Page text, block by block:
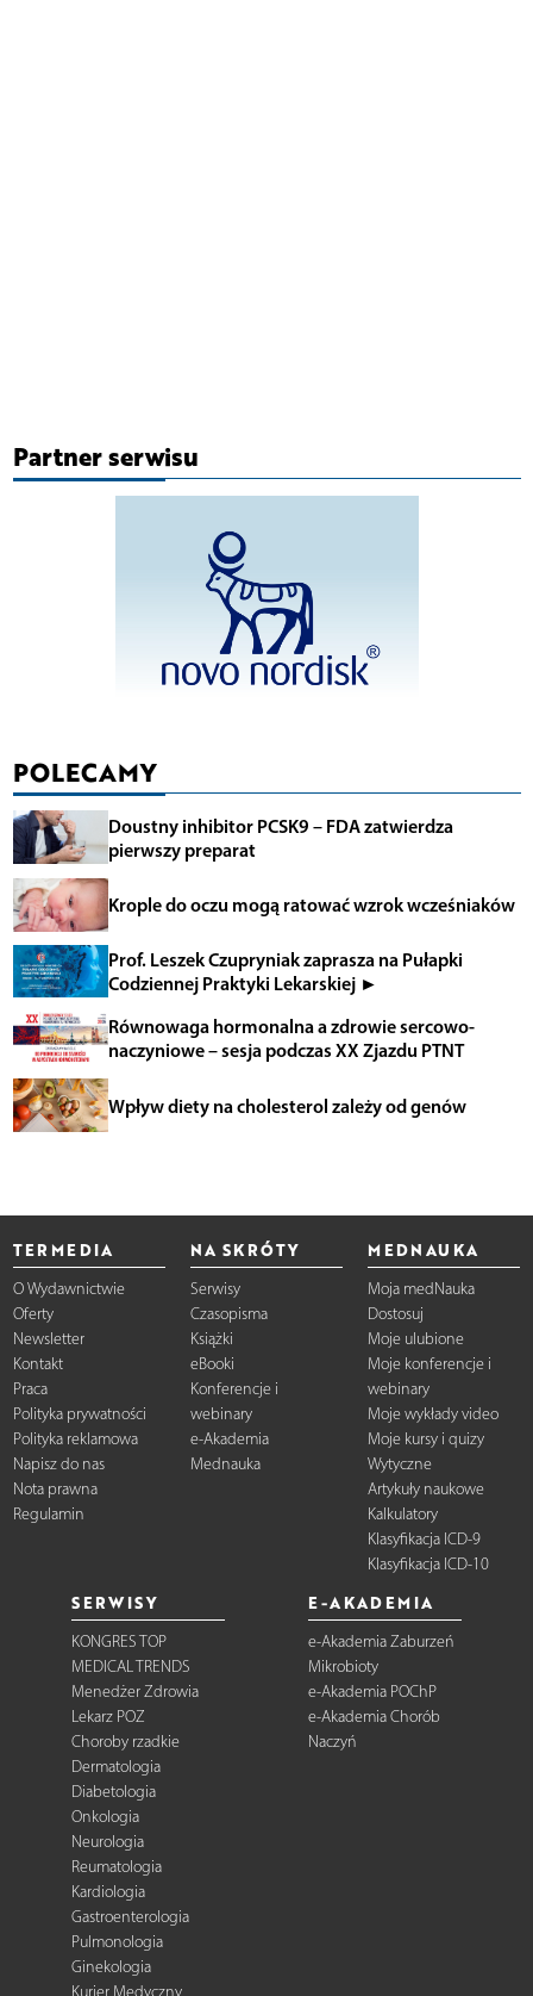
Partner serwisu
POLECAMY
Doustny inhibitor PCSK9 – FDA zatwierdza
pierwszy preparat
Krople do oczu mogą ratować wzrok wcześniaków
Prof. Leszek Czupryniak zaprasza na Pułapki
Codziennej Praktyki Lekarskiej ►
Równowaga hormonalna a zdrowie sercowo-
naczyniowe – sesja podczas XX Zjazdu PTNT
Wpływ diety na cholesterol zależy od genów
TERMEDIA
O Wydawnictwie
Oferty
Newsletter
Kontakt
Praca
Polityka prywatności
Polityka reklamowa
Napisz do nas
Nota prawna
Regulamin
NA SKRÓTY
Serwisy
Czasopisma
Książki
eBooki
Konferencje i
webinary
e-Akademia
Mednauka
MEDNAUKA
Moja medNauka
Dostosuj
Moje ulubione
Moje konferencje i
webinary
Moje wykłady video
Moje kursy i quizy
Wytyczne
Artykuły naukowe
Kalkulatory
Klasyfikacja ICD-9
Klasyfikacja ICD-10
SERWISY
KONGRES TOP
MEDICAL TRENDS
Menedżer Zdrowia
Lekarz POZ
Choroby rzadkie
Dermatologia
Diabetologia
Onkologia
Neurologia
Reumatologia
Kardiologia
Gastroenterologia
Pulmonologia
Ginekologia
Kurier Medyczny
E-AKADEMIA
e-Akademia Zaburzeń
Mikrobioty
e-Akademia POChP
e-Akademia Chorób
Naczyń